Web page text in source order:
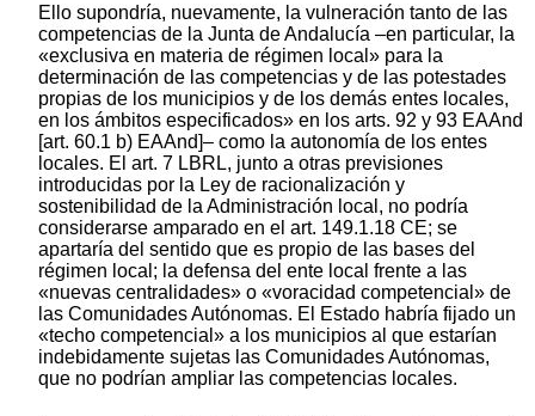
Ello supondría, nuevamente, la vulneración tanto de las
competencias de la Junta de Andalucía –en particular, la
«exclusiva en materia de régimen local» para la
determinación de las competencias y de las potestades
propias de los municipios y de los demás entes locales,
en los ámbitos especificados» en los arts. 92 y 93 EAAnd
[art. 60.1 b) EAAnd]– como la autonomía de los entes
locales. El art. 7 LBRL, junto a otras previsiones
introducidas por la Ley de racionalización y
sostenibilidad de la Administración local, no podría
considerarse amparado en el art. 149.1.18 CE; se
apartaría del sentido que es propio de las bases del
régimen local; la defensa del ente local frente a las
«nuevas centralidades» o «voracidad competencial» de
las Comunidades Autónomas. El Estado habría fijado un
«techo competencial» a los municipios al que estarían
indebidamente sujetas las Comunidades Autónomas,
que no podrían ampliar las competencias locales.